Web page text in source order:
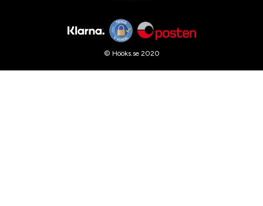
© Hööks.se 2020